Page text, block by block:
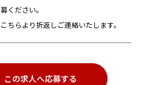
募ください。
こちらより折返しご連絡いたします。
この求人へ応募する